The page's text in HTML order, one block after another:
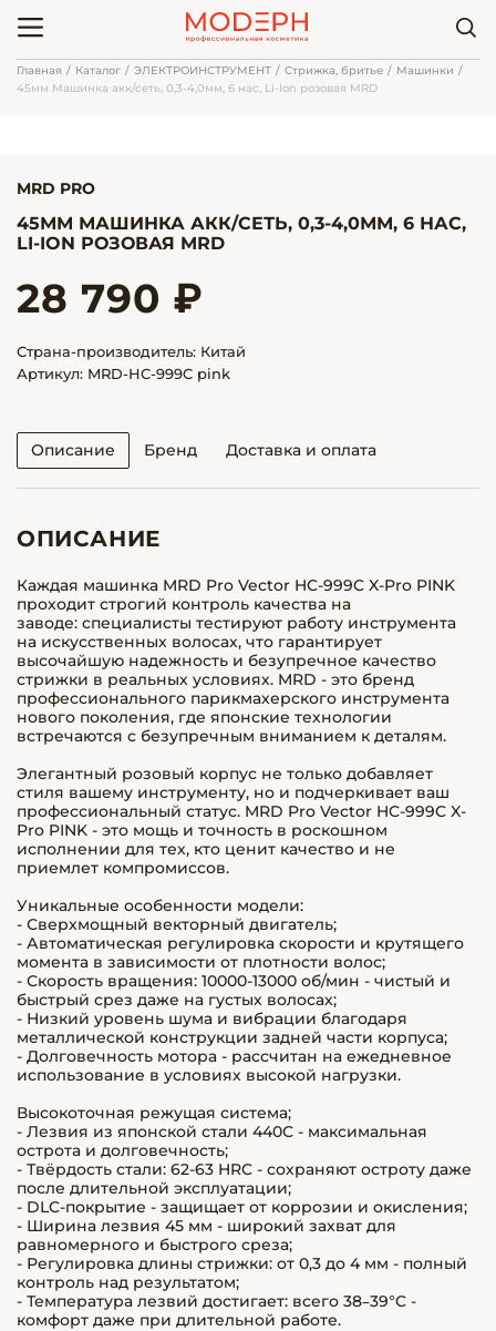
Главная Каталог ЭЛЕКТРОИНСТРУМЕНТ Стрижка, бритье
Машинки
45мм Машинка акк/сеть, 0,3-4,0мм, 6 нас, Li-Ion розовая MRD
MRD PRO
45ММ МАШИНКА АКК/СЕТЬ, 0,3-4,0ММ, 6 НАС,
LI-ION РОЗОВАЯ MRD
28 790 ₽
Страна-производитель: Китай
Артикул: MRD-HC-999C pink
Описание Бренд Доставка и оплата
ОПИСАНИЕ
Каждая машинка MRD Pro Vector HC-999C X-Pro PINK
проходит строгий контроль качества на
заводе: специалисты тестируют работу инструмента
на искусственных волосах, что гарантирует
высочайшую надежность и безупречное качество
стрижки в реальных условиях. MRD - это бренд
профессионального парикмахерского инструмента
нового поколения, где японские технологии
встречаются с безупречным вниманием к деталям.
Элегантный розовый корпус не только добавляет
стиля вашему инструменту, но и подчеркивает ваш
профессиональный статус. MRD Pro Vector HC-999C X-
Pro PINK - это мощь и точность в роскошном
исполнении для тех, кто ценит качество и не
приемлет компромиссов.
Уникальные особенности модели:
- Сверхмощный векторный двигатель;
- Автоматическая регулировка скорости и крутящего
момента в зависимости от плотности волос;
- Скорость вращения: 10000-13000 об/мин - чистый и
быстрый срез даже на густых волосах;
- Низкий уровень шума и вибрации благодаря
металлической конструкции задней части корпуса;
- Долговечность мотора - рассчитан на ежедневное
использование в условиях высокой нагрузки.
Высокоточная режущая система;
- Лезвия из японской стали 440С - максимальная
острота и долговечность;
- Твёрдость стали: 62-63 HRC - сохраняют остроту даже
после длительной эксплуатации;
- DLC-покрытие - защищает от коррозии и окисления;
- Ширина лезвия 45 мм - широкий захват для
равномерного и быстрого среза;
- Регулировка длины стрижки: от 0,3 до 4 мм - полный
контроль над результатом;
- Температура лезвий достигает: всего 38–39°C -
комфорт даже при длительной работе.